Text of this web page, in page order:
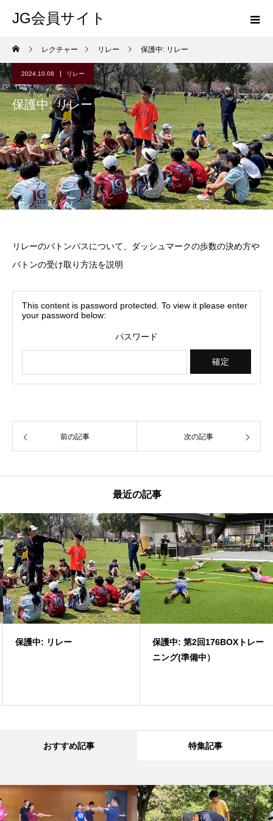
JG会員サイト
レクチャー リレー 保護中: リレー
2024.10.08 リレー
保護中: リレー
リレーのバトンパスについて、ダッシュマークの歩数の決め方や
バトンの受け取り方法を説明
This content is password protected. To view it please enter
your password below:
パスワード
前の記事 次の記事
最近の記事
保護中: リレー
保護中: 第2回176BOXトレー
ニング(準備中）
おすすめ記事 特集記事